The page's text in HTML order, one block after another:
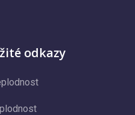
odkazy